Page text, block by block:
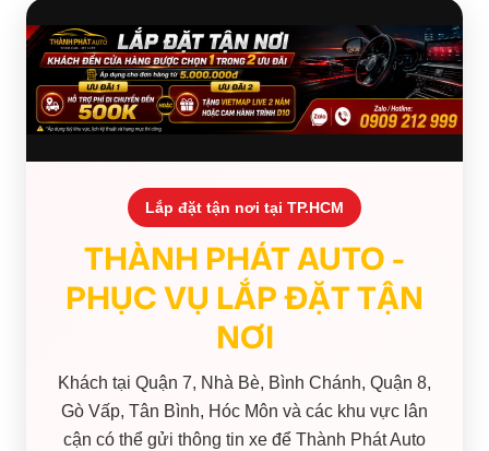
Lắp đặt tận nơi tại TP.HCM
THÀNH PHÁT AUTO -
PHỤC VỤ LẮP ĐẶT TẬN
NƠI
Khách tại Quận 7, Nhà Bè, Bình Chánh, Quận 8,
Gò Vấp, Tân Bình, Hóc Môn và các khu vực lân
cận có thể gửi thông tin xe để Thành Phát Auto